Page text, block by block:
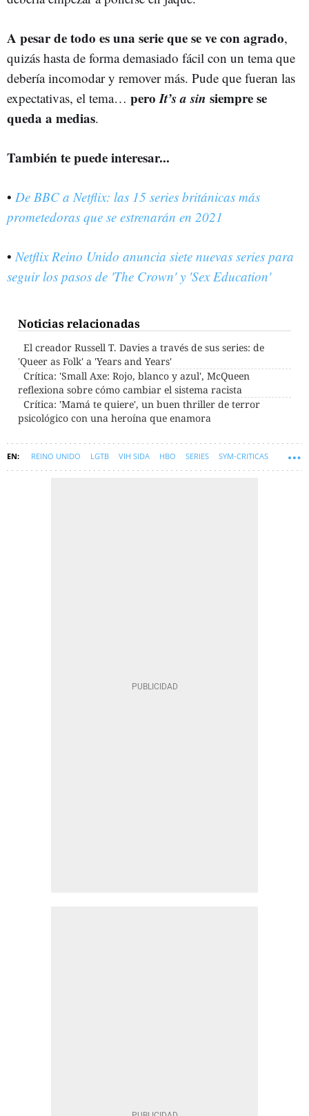
A pesar de todo es una serie que se ve con agrado,
quizás hasta de forma demasiado fácil con un tema que
debería incomodar y remover más. Pude que fueran las
expectativas, el tema… pero It’s a sin siempre se
queda a medias.
También te puede interesar...
• De BBC a Netflix: las 15 series británicas más
prometedoras que se estrenarán en 2021
• Netflix Reino Unido anuncia siete nuevas series para
seguir los pasos de 'The Crown' y 'Sex Education'
Noticias relacionadas
El creador Russell T. Davies a través de sus series: de
'Queer as Folk' a 'Years and Years'
Crítica: 'Small Axe: Rojo, blanco y azul', McQueen
reflexiona sobre cómo cambiar el sistema racista
Crítica: 'Mamá te quiere', un buen thriller de terror
psicológico con una heroína que enamora
REINO UNIDO LGTB VIH SIDA HBO SERIES SYM-CRITICAS